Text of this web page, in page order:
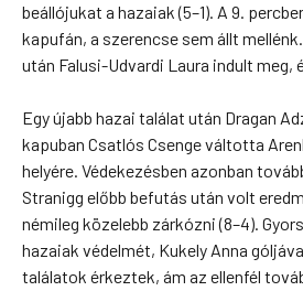
beállójukat a hazaiak (5–1). A 9.
kapufán, a szerencse sem állt
után Falusi-Udvardi Laura indult meg,
Egy újabb hazai találat után Dragan
kapuban Csatlós Csenge váltotta
helyére. Védekezésben azonban
Stranigg előbb befutás után volt
némileg közelebb zárkózni (8–4).
hazaiak védelmét, Kukely Anna
találatok érkeztek, ám az ellenfél